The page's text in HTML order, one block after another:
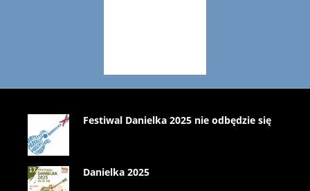
Festiwal Danielka 2025 nie odbędzie się
Danielka 2025